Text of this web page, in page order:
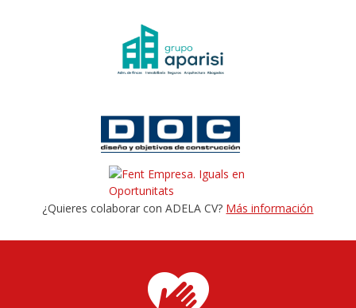
¿Quieres colaborar con ADELA CV? Más información